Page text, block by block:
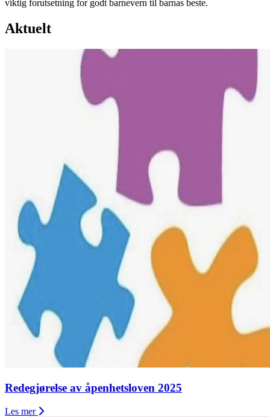
viktig forutsetning for godt barnevern til barnas beste.
Aktuelt
Redegjørelse av åpenhetsloven 2025
Les mer